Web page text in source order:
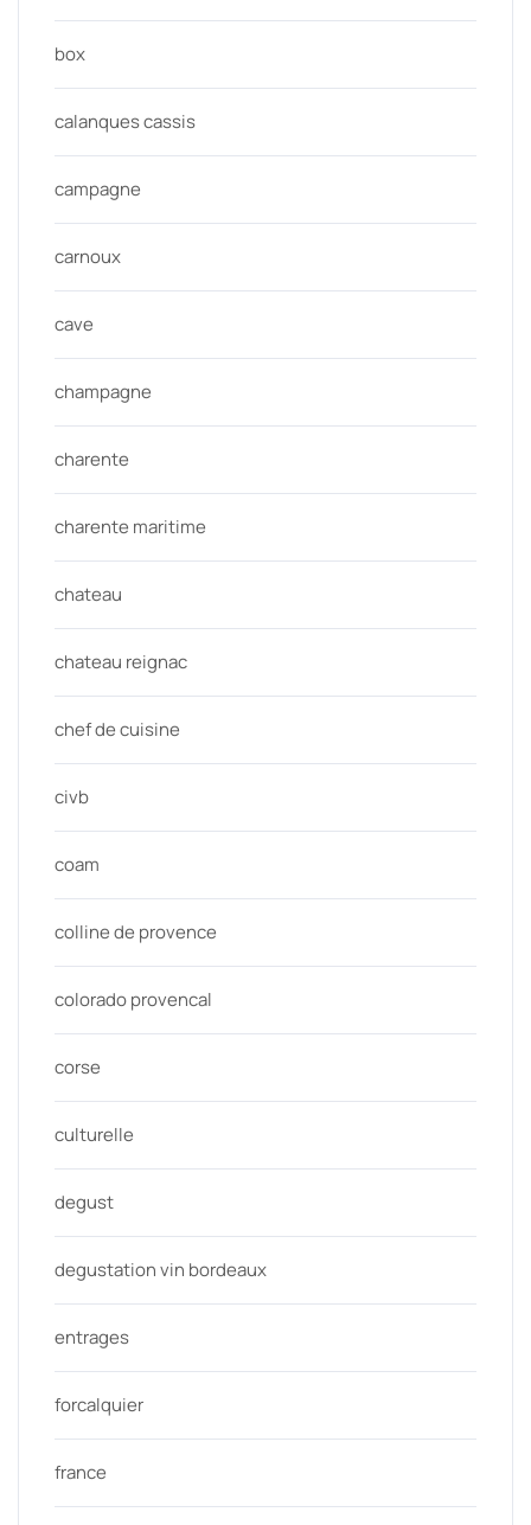
box
calanques cassis
campagne
carnoux
cave
champagne
charente
charente maritime
chateau
chateau reignac
chef de cuisine
civb
coam
colline de provence
colorado provencal
corse
culturelle
degust
degustation vin bordeaux
entrages
forcalquier
france